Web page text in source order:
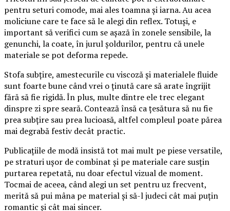
pentru seturi comode, mai ales toamna și iarna. Au acea
moliciune care te face să le alegi din reflex. Totuși, e
important să verifici cum se așază în zonele sensibile, la
genunchi, la coate, în jurul șoldurilor, pentru că unele
materiale se pot deforma repede.
Stofa subțire, amestecurile cu viscoză și materialele fluide
sunt foarte bune când vrei o ținută care să arate îngrijit
fără să fie rigidă. În plus, multe dintre ele trec elegant
dinspre zi spre seară. Contează însă ca țesătura să nu fie
prea subțire sau prea lucioasă, altfel compleul poate părea
mai degrabă festiv decât practic.
Publicațiile de modă insistă tot mai mult pe piese versatile,
pe straturi ușor de combinat și pe materiale care susțin
purtarea repetată, nu doar efectul vizual de moment.
Tocmai de aceea, când alegi un set pentru uz frecvent,
merită să pui mâna pe material și să-l judeci cât mai puțin
romantic și cât mai sincer.